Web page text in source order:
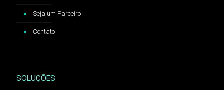
Seja um Parceiro
Contato
SOLUÇÕES